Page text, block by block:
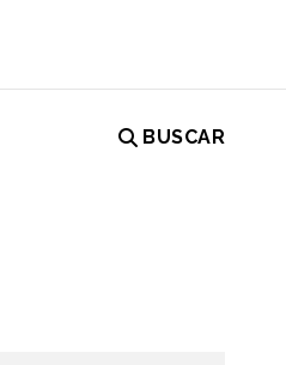
BUSCAR